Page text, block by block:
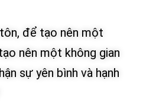
để tạo nên một
nên một không gian
sự yên bình và hạnh